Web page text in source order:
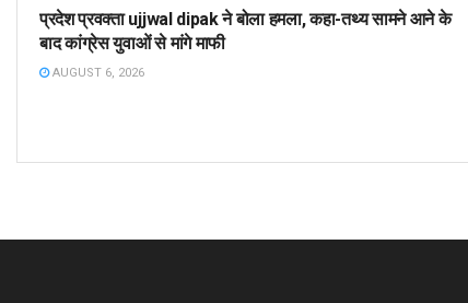
प्रदेश प्रवक्ता ujjwal dipak ने बोला हमला, कहा-तथ्य सामने आने के
बाद कांग्रेस युवाओं से मांगे माफी
AUGUST 6, 2026